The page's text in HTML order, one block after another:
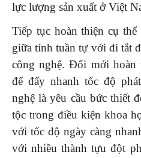
lực lượng sản xuất ở Việt
Tiếp tục hoàn thiện cụ
giữa tính tuần tự với đi tắt
công nghệ. Đổi mới hoàn
để đẩy nhanh tốc độ
nghệ là yêu cầu bức thiết
tộc trong điều kiện khoa
với tốc độ ngày càng
với nhiều thành tựu đột